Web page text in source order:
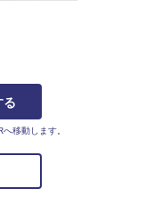
る
移動します。